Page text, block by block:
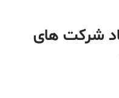
شرکت های